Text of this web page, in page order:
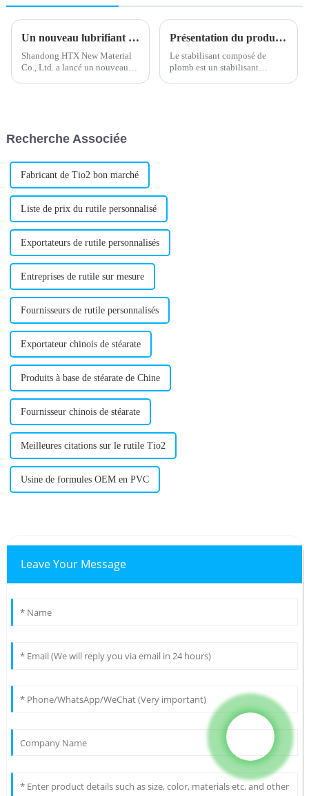
Un nouveau lubrifiant externe en PVC améliore les performances du produit
Shandong HTX New Material
Co., Ltd. a lancé un nouveau
destiné à…
Présentation du produit stabilisateur de plomb composé
Le stabilisant composé de
plomb est un stabilisant
Recherche Associée
Fabricant de Tio2 bon marché
Liste de prix du rutile personnalisé
Exportateurs de rutile personnalisés
Entreprises de rutile sur mesure
Fournisseurs de rutile personnalisés
Exportateur chinois de stéarate
Produits à base de stéarate de Chine
Fournisseur chinois de stéarate
Meilleures citations sur le rutile Tio2
Usine de formules OEM en PVC
Leave Your Message